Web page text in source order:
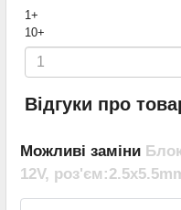
1+
10+
Відгуки про
Можливі заміни
12V,